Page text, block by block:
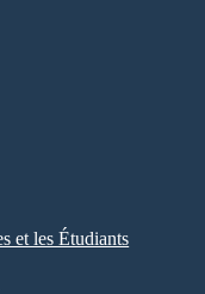
et les Étudiants